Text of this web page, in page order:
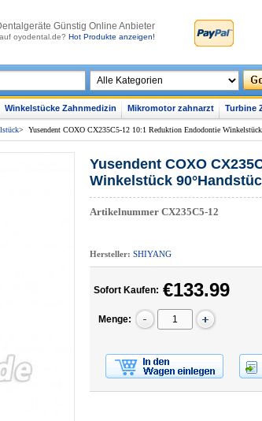
Günstig Online Anbieter
oyodental.de? Hot Produkte anzeigen!
Winkelstücke Zahnmedizin Mikromotor zahnarzt Turbine
> Yusendent COXO CX235C5-12 10:1 Reduktion Endodontie
Yusendent COXO
Winkelstück
Artikelnummer CX235C5-12
Hersteller: SHIYANG
Sofort Kaufen: €133.99
Menge: